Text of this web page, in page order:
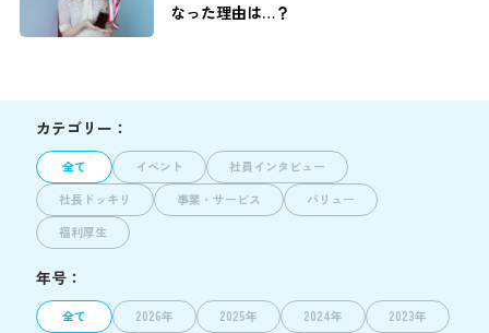
なった理由は…？
カテゴリー：
全て イベント
社員インタビュー
社長ドッキリ
事業・サービス
バリュー
福利厚生
年号：
全て 2026年 2025年 2024年
2023年